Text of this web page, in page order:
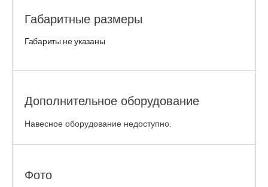
Габаритные размеры
Габариты не указаны
Дополнительное оборудование
Навесное оборудование недоступно.
Фото